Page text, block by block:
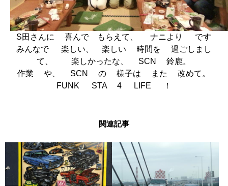
S田さんに 喜んで もらえて、 ナニより です
みんなで 楽しい、 楽しい 時間を 過ごしまし
て、 楽しかったな、 SCN 鈴鹿。
作業 や、 SCN の 様子は また 改めて。
FUNK STA 4 LIFE ！
関連記事